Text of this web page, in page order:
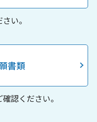
い。
書類
認ください。